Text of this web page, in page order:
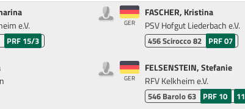
e.V.
PRF 15/3
GER
FASCHER, Kristina
PSV Hofgut Liederbach e.V.
456Scirocco 82 PRF 07
GER
FELSENSTEIN, Stefanie
RFV Kelkheim e.V.
546 Barolo 63 PRF 10 11